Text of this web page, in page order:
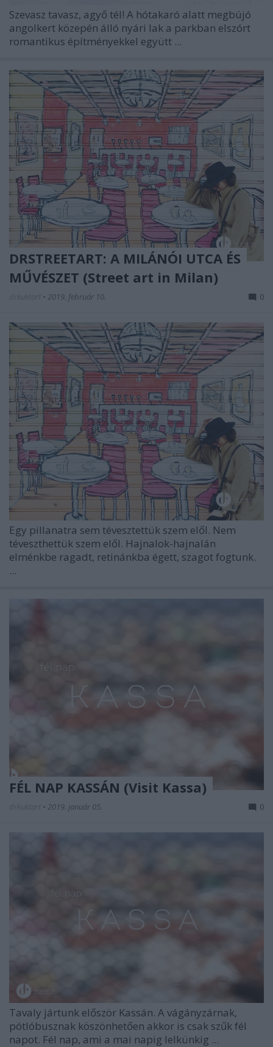
Szevasz tavasz, agyő tél! A hótakaró alatt megbújó
angolkert közepén álló nyári lak a parkban elszórt
romantikus építményekkel együtt ...
DRSTREETART: A MILÁNÓI UTCA ÉS
MŰVÉSZET (Street art in Milan)
• 2019. február 10. 0
Egy pillanatra sem tévesztettük szem elől. Nem
téveszthettük szem elől. Hajnalok-hajnalán
elménkbe ragadt, retinánkba égett, szagot fogtunk.
...
FÉL NAP KASSÁN (Visit Kassa)
• 2019. január 05. 0
Tavaly jártunk először Kassán. A vágányzárnak,
pótlóbusznak köszönhetően akkor is csak szűk fél
napot. Fél nap, ami a mai napig lelkünkig ...